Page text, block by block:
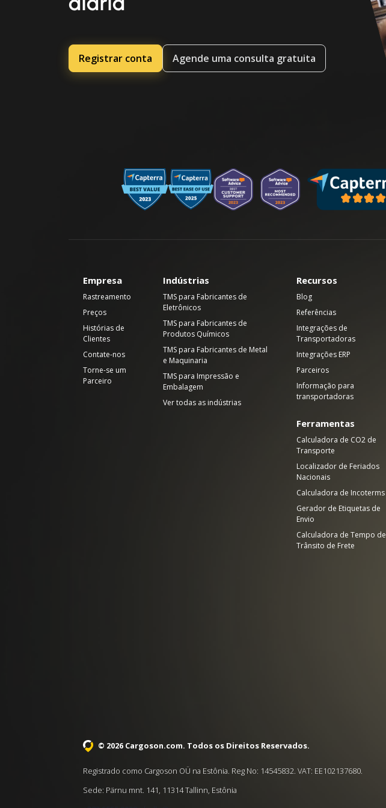
Registrar conta Agende uma consulta gratuita
Empresa
Rastreamento
Preços
Histórias de
Clientes
Contate-nos
Torne-se um
Parceiro
Indústrias
TMS para Fabricantes de
Eletrônicos
TMS para Fabricantes de
Produtos Químicos
TMS para Fabricantes de Metal
e Maquinaria
TMS para Impressão e
Embalagem
Ver todas as indústrias
Recursos
Blog
Referências
Integrações de
Transportadoras
Integrações ERP
Parceiros
Informação para
transportadoras
Ferramentas
Calculadora de CO2 de
Transporte
Localizador de Feriados
Nacionais
Calculadora de Incoterms
Gerador de Etiquetas de
Envio
Calculadora de Tempo de
Trânsito de Frete
© 2026 Cargoson.com. Todos os Direitos Reservados.
Registrado como Cargoson OÜ na Estônia. Reg No: 14545832. VAT: EE102137680.
Sede: Pärnu mnt. 141, 11314 Tallinn, Estônia